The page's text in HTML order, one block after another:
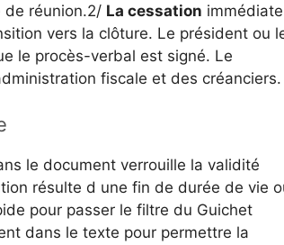
de réunion.2/ La cessation immédiate
vers la clôture. Le président ou
le procès-verbal est signé. Le
fiscale et des créanciers.
le document verrouille la validité
résulte d une fin de durée de vie
pour passer le filtre du Guichet
dans le texte pour permettre la